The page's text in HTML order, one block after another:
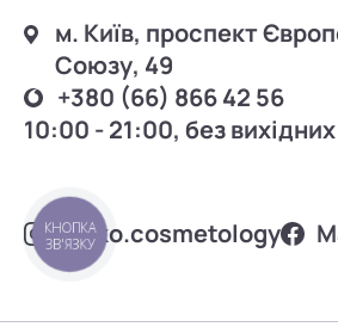
м. Київ, проспект
Союзу, 49
+380 (66) 866 42 56
10:00 - 21:00, без вихідних
mako.cosmetology
КНОПКА
ЗВ'ЯЗКУ